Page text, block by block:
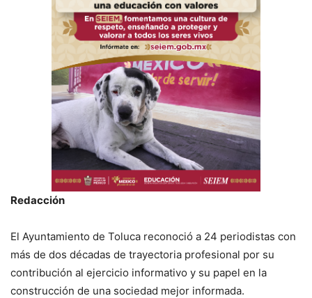
Redacción
El Ayuntamiento de Toluca reconoció a 24 periodistas con
más de dos décadas de trayectoria profesional por su
contribución al ejercicio informativo y su papel en la
construcción de una sociedad mejor informada.